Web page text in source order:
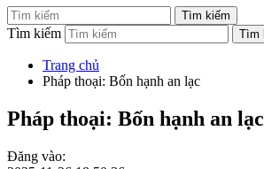
Tìm kiếm
Trang chủ
Pháp thoại: Bốn hạnh an lạc
Pháp thoại: Bốn hạnh an lạc
Đăng vào: